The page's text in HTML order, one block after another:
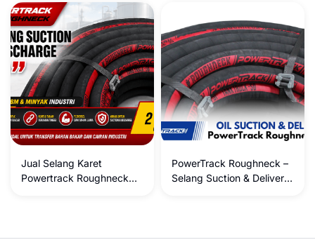
Berbagai Kebutuhan
Abrasif Berat
Jual Selang Karet
Powertrack Roughneck
PowerTrack Roughneck –
Selang Suction & Delivery